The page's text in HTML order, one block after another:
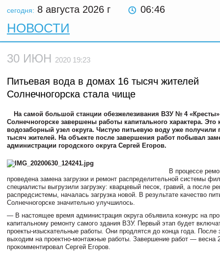
сегодня: 8 августа 2026 г 06:46
НОВОСТИ
30 ИЮН 2020 19:23
Питьевая вода в домах 16 тысяч жителей
Солнечногорска стала чище
На самой большой станции обезжелезивания ВЗУ № 4
Солнечногорске завершены работы капитального характера. Это
водозаборный узел округа. Чистую питьевую воду уже получили
тысяч жителей. На объекте после завершения работ побывал
администрации городского округа Сергей Егоров.
В процессе
проведена замена загрузки и ремонт распределительной системы
специалисты выгрузили загрузку: кварцевый песок, гравий, а после
распредсистемы, началась загрузка новой. В результате качество
Солнечногорске значительно улучшилось.
— В настоящее время администрация округа объявила конкурс на
капитальному ремонту самого здания ВЗУ. Первый этап будет
проекты-изыскательные работы. Они продлятся до конца года. После
выходим на проектно-монтажные работы. Завершение работ — весна
прокомментировал Сергей Егоров.